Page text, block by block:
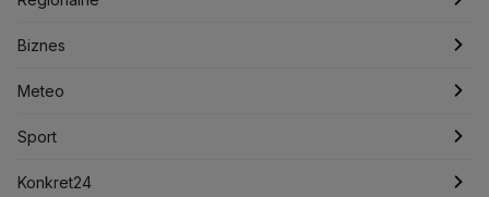
Kryptowaluty
Lotnisko Chopina
Mariusz Błaszczak
Mark Zuckerberg
Biznes
Meteo
Sport
Zdrowie
Podcasty
Artykuły
Newslettery
Fakty po Faktach
Fakty o Świecie
Ludzie Faktów
Warszawa
Łódź
Katowice
Kraków
Biznes
Najnowsze
Notowania
Pieniądze
Meteo
Pogoda godzinowa
Pogoda długoterminowa
Sport
Piłka Nożna
Konkret24